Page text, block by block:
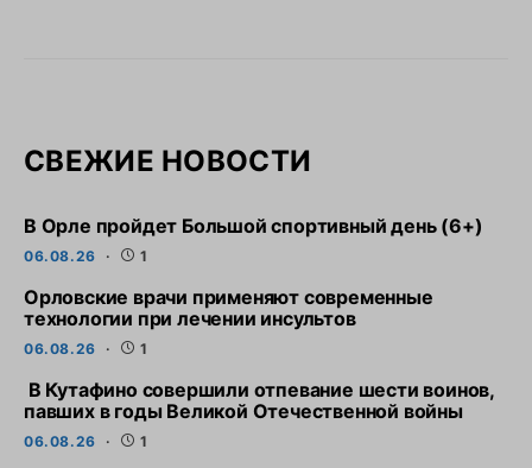
СВЕЖИЕ НОВОСТИ
В Орле пройдет Большой спортивный день (6+)
06.08.26 1
Орловские врачи применяют современные
технологии при лечении инсультов
06.08.26 1
В Кутафино совершили отпевание шести воинов,
павших в годы Великой Отечественной войны
06.08.26 1